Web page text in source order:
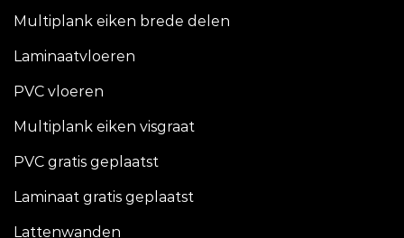
Multiplank eiken brede delen
Laminaatvloeren
PVC vloeren
Multiplank eiken visgraat
PVC gratis geplaatst
Laminaat gratis geplaatst
Lattenwanden